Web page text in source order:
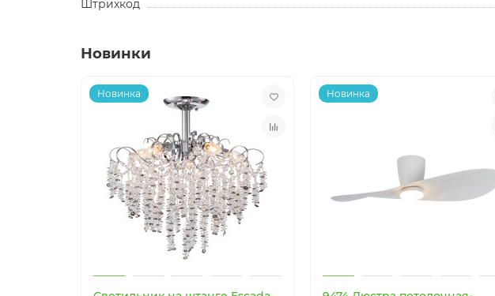
Штрихкод
Новинки
Новинка Новинка